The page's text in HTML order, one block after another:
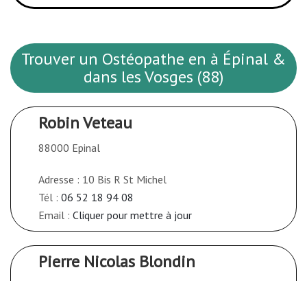
Trouver un Ostéopathe en à Épinal &
dans les Vosges (88)
Robin Veteau
88000 Epinal
Adresse : 10 Bis R St Michel
Tél : 06 52 18 94 08
Email : Cliquer pour mettre à jour
Pierre Nicolas Blondin